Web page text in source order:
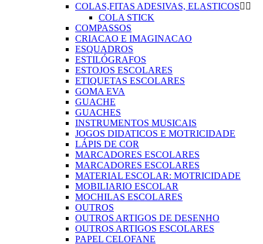
COLAS,FITAS ADESIVAS, ELASTICOS 
COLA STICK
COMPASSOS
CRIACAO E IMAGINACAO
ESQUADROS
ESTILÓGRAFOS
ESTOJOS ESCOLARES
ETIQUETAS ESCOLARES
GOMA EVA
GUACHE
GUACHES
INSTRUMENTOS MUSICAIS
JOGOS DIDATICOS E MOTRICIDADE
LÁPIS DE COR
MARCADORES ESCOLARES
MARCADORES ESCOLARES
MATERIAL ESCOLAR: MOTRICIDADE
MOBILIARIO ESCOLAR
MOCHILAS ESCOLARES
OUTROS
OUTROS ARTIGOS DE DESENHO
OUTROS ARTIGOS ESCOLARES
PAPEL CELOFANE